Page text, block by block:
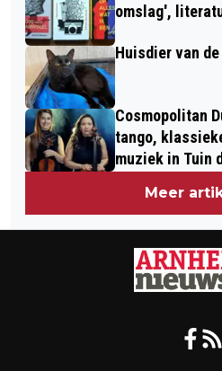
omslag',
Huisdier van
Cosmopolitan
tango,
muziek in Tuin
Meer